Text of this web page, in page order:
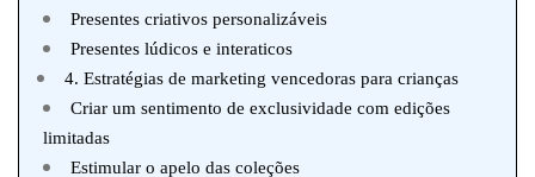
Presentes criativos personalizáveis
Presentes lúdicos e interaticos
4. Estratégias de marketing vencedoras para crianças
Criar um sentimento de exclusividade com edições
limitadas
Estimular o apelo das coleções